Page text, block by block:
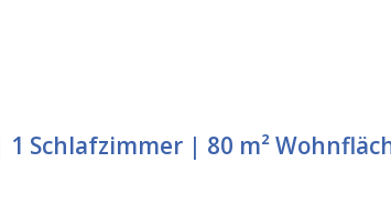
Schlafzimmer | 80 m²